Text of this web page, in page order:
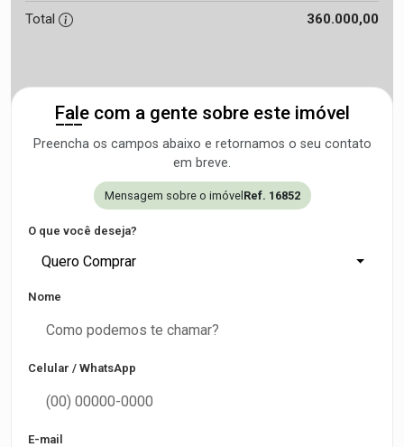
Total
360.000,00
Fale com a gente sobre este imóvel
Preencha os campos abaixo e retornamos o seu contato
em breve.
Mensagem sobre o imóvel Ref. 16852
O que você deseja?
Quero Comprar
Nome
Celular / WhatsApp
E-mail